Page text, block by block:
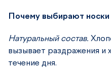
Почему выбирают
Натуральный состав.
вызывает раздражения и
течение дня.